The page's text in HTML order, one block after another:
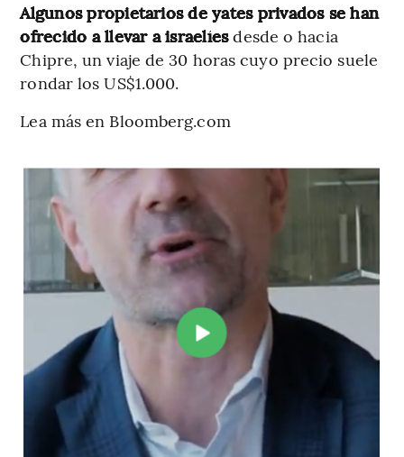
Algunos propietarios de yates privados se han
ofrecido a llevar a israelíesdesde o hacia
Chipre, un viaje de 30 horas cuyo precio suele
rondar los US$1.000.
Lea más en Bloomberg.com